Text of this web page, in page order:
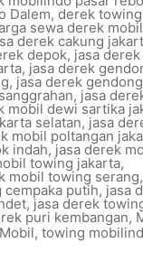
Dalem, derek
sewa derek mobil
derek cakung
depok, jasa
, jasa derek
, jasa derek
, jasa
mobil dewi sartika
selatan, jasa
mobil poltangan
indah,jasa derek
towing jakarta,
mobil towing serang,
putih, jasa
, jasa derek
puri kembangan,
, towing